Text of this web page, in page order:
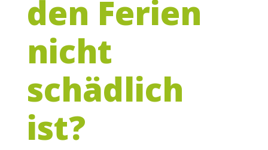
den Ferien
nicht
schädlich
ist?